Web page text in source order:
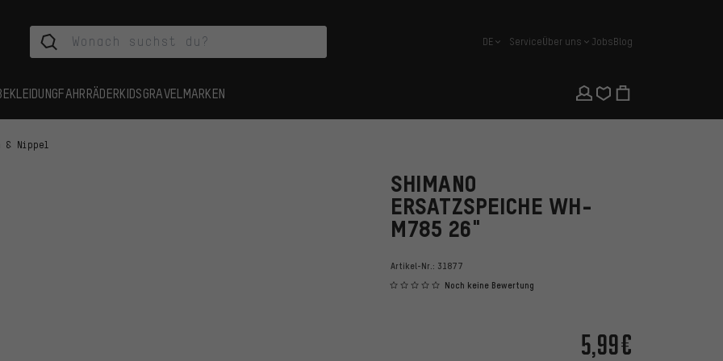
Deutsch
DE ServiceÜber uns JobsBlog
FAHRRÄDERKIDSGRAVEL MARKEN
& Nippel
SHIMANO
ERSATZSPEICHE WH-
M785 26"
Artikel-Nr.: 31877
Noch keine Bewertung
5,99€